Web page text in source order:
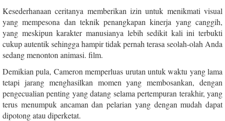
Kesederhanaan ceritanya memberikan izin untuk menikmati visual
yang mempesona dan teknik penangkapan kinerja yang canggih,
yang meskipun karakter manusianya lebih sedikit kali ini terbukti
cukup autentik sehingga hampir tidak pernah terasa seolah-olah Anda
sedang menonton animasi. film.
Demikian pula, Cameron memperluas urutan untuk waktu yang lama
tetapi jarang menghasilkan momen yang membosankan, dengan
pengecualian penting yang datang selama pertempuran terakhir, yang
terus menumpuk ancaman dan pelarian yang dengan mudah dapat
dipotong atau diperketat.